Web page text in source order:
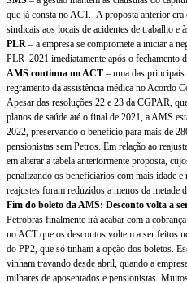
que já consta no ACT. A proposta anterior
sindicais aos locais de acidentes de trabalho e
PLR – a empresa se compromete a iniciar a
PLR 2021 imediatamente após o fechamento
AMS continua no ACT – uma das principais
regramento da assistência médica no Acordo
Apesar das resoluções 22 e 23 da CGPAR,
planos de saúde até o final de 2021, a AMS
2022, preservando o benefício para mais de
pensionistas sem Petros. Em relação ao
em alterar a tabela anteriormente proposta,
penalizando os beneficiários com mais idade
reajustes foram reduzidos a menos da metade
Fim do boleto da AMS: Desconto volta a
Petrobrás finalmente irá acabar com a
no ACT que os descontos voltem a ser feitos
do PP2, que só tinham a opção dos boletos.
vinham travando desde abril, quando a
milhares de aposentados e pensionistas.